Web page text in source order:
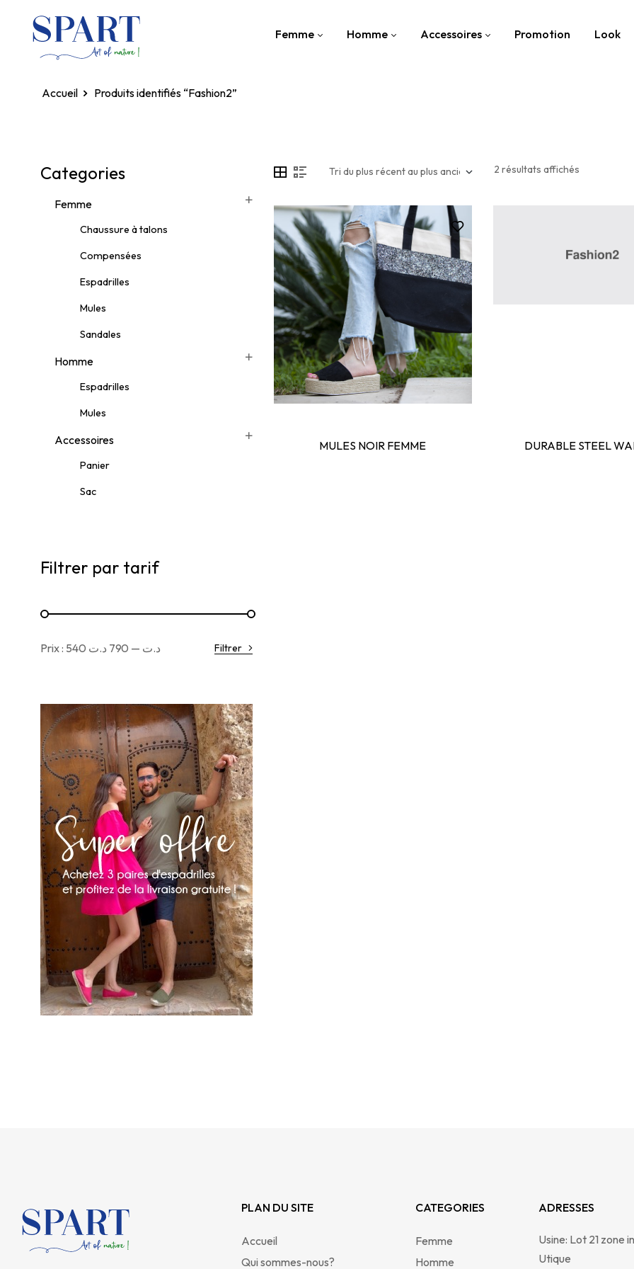
Femme Homme Accessoires Promotion Look
Homepage Produits identifiés “Fashion2”
2 résultats affichés
MULES NOIR FEMME DURABLE STEEL
Categories
Accessoires
Panier
Sac
Femme
Chaussure à talons
Compensées
Espadrilles
Mules
Sandales
Homme
Espadrilles
Mules
Filtrer par tarif
Filtrer
Prix : 540 د.ت — 790 د.ت
PLAN DU SITE
Accueil
Qui sommes-nous?
CATEGORIES
Femme
Homme
ADRESSES
Usine: Lot 21 zone
Utique